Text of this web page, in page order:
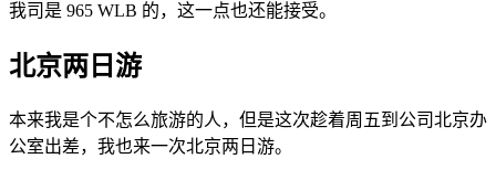
我司是 965 WLB 的，这一点也还能接受。
北京两日游
本来我是个不怎么旅游的人，但是这次趁着周五到公司北京办
公室出差，我也来一次北京两日游。